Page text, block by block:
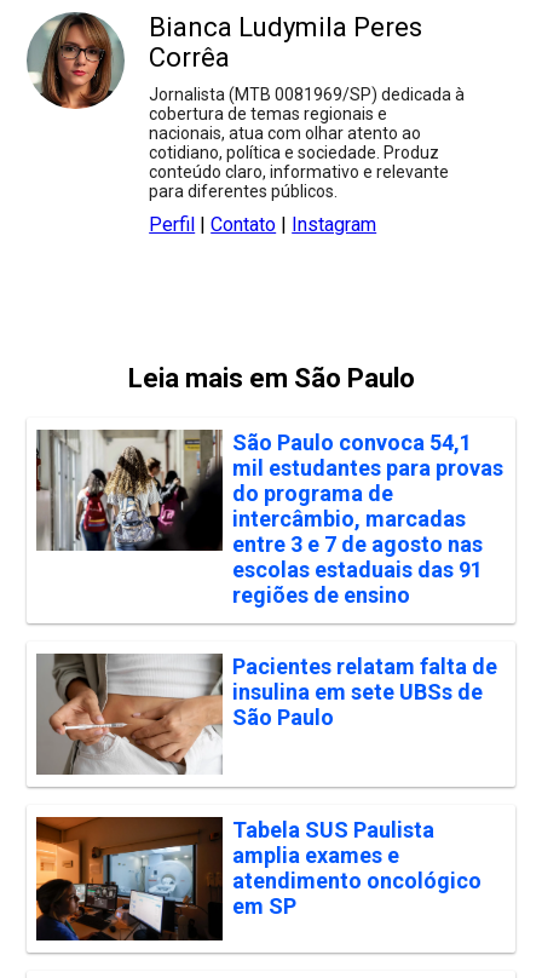
Bianca Ludymila Peres
Corrêa
Jornalista (MTB 0081969/SP) dedicada à
cobertura de temas regionais e
nacionais, atua com olhar atento ao
cotidiano, política e sociedade. Produz
conteúdo claro, informativo e relevante
para diferentes públicos.
Perfil |Contato | Instagram
Leia mais em São Paulo
São Paulo convoca 54,1
mil estudantes para provas
do programa de
intercâmbio, marcadas
entre 3 e 7 de agosto nas
escolas estaduais das 91
regiões de ensino
Pacientes relatam falta de
insulina em sete UBSs de
São Paulo
Tabela SUS Paulista
amplia exames e
atendimento oncológico
em SP